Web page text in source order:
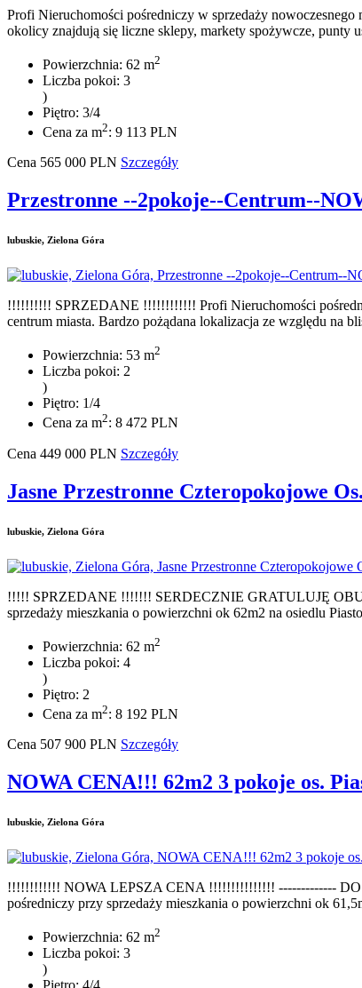
Profi Nieruchomości pośredniczy w sprzedaży
okolicy znajdują się liczne sklepy, markety spożywcze, punty
Powierzchnia: 62 m2
Liczba pokoi: 3
)
Piętro: 3/4
Cena za m2: 9 113 PLN
Cena 565 000 PLN Szczegóły
Przestronne --2pokoje--Centrum--
lubuskie, Zielona Góra
!!!!!!!!!! SPRZEDANE !!!!!!!!!!!! Profi Nieruchomości
centrum miasta. Bardzo pożądana lokalizacja ze względu na
Powierzchnia: 53 m2
Liczba pokoi: 2
)
Piętro: 1/4
Cena za m2: 8 472 PLN
Cena 449 000 PLN Szczegóły
Jasne Przestronne Czteropokojowe
lubuskie, Zielona Góra
!!!!! SPRZEDANE !!!!!!! SERDECZNIE GRATULUJĘ OBU
sprzedaży mieszkania o powierzchni ok 62m2 na osiedlu
Powierzchnia: 62 m2
Liczba pokoi: 4
)
Piętro: 2
Cena za m2: 8 192 PLN
Cena 507 900 PLN Szczegóły
NOWA CENA!!! 62m2 3 pokoje os.
lubuskie, Zielona Góra
!!!!!!!!!!!! NOWA LEPSZA CENA !!!!!!!!!!!!!!! ------------- DO
pośredniczy przy sprzedaży mieszkania o powierzchni ok
Powierzchnia: 62 m2
Liczba pokoi: 3
)